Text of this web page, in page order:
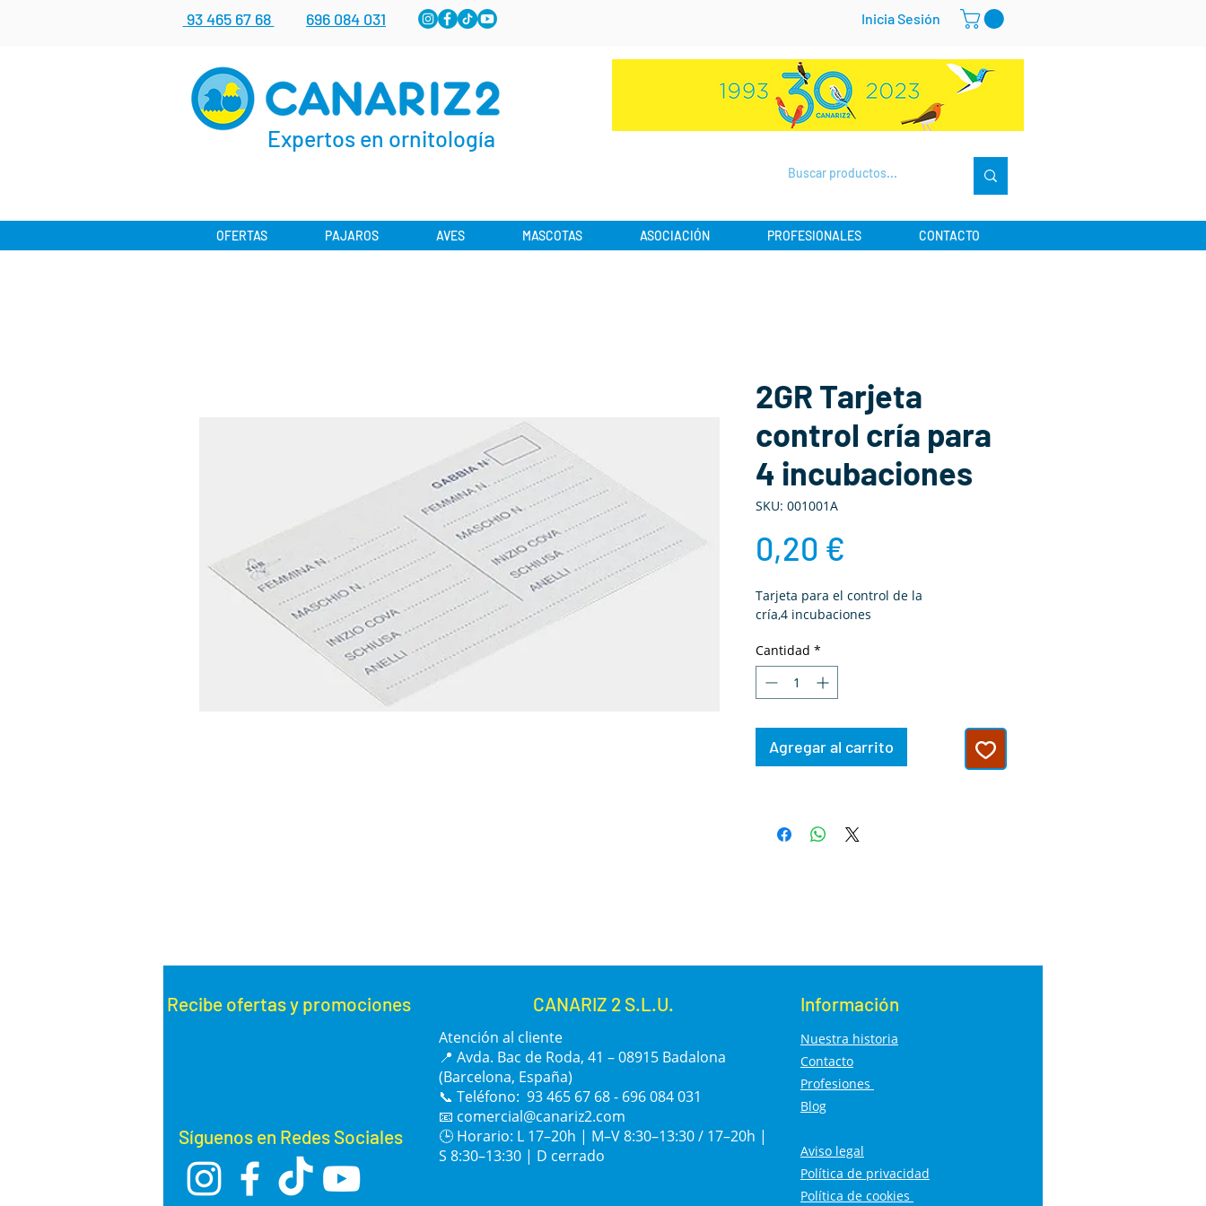
93 465 67 68 696 084 031 Inicia Sesión
Expertos en ornitología
OFERTAS PAJAROS AVES MASCOTAS ASOCIACIÓN PROFESIONALES CONTACTO
2GR Tarjeta
control cría para
4 incubaciones
SKU: 001001A
0,20 €
Tarjeta para el control de la
cría,4 incubaciones
Cantidad *
Agregar al carrito
Recibe ofertas y promociones
Síguenos en Redes Sociales
CANARIZ 2 S.L.U.
Atención al cliente
📍 Avda. Bac de Roda, 41 – 08915 Badalona
(Barcelona, España)
📞 Teléfono: 93 465 67 68 - 696 084 031
📧 comercial@canariz2.com
🕒 Horario: L 17–20h | M–V 8:30–13:30 / 17–20h |
S 8:30–13:30 | D cerrado
Información
Nuestra historia
Contacto
Profesiones
Blog
Aviso legal
Política de privacidad
Política de cookies